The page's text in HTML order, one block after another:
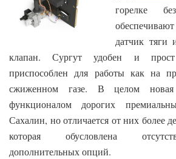
горелке
датчик тяги
клапан. Сургут удобен и
приспособлен для работы как на
сжиженном газе. В целом новая
функционалом дорогих
Сахалин, но отличается от них более
которая обусловлена
дополнительных опций.